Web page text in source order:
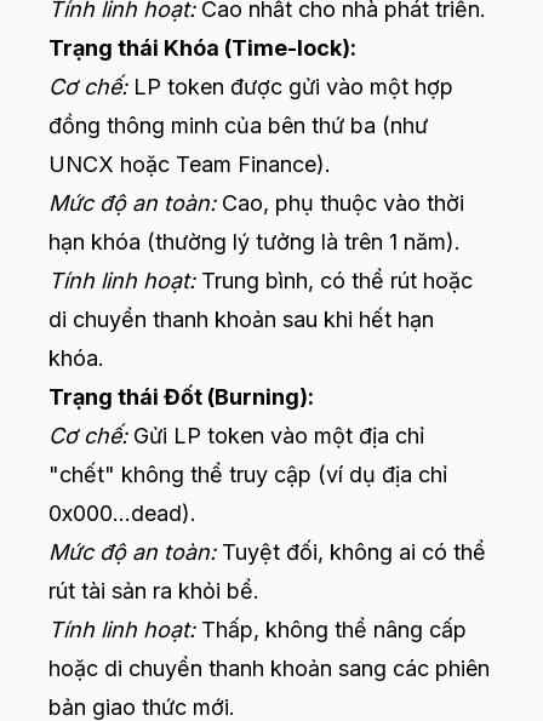
Tính linh hoạt:Cao nhất cho nhà phát triển.
Trạng thái Khóa (Time-lock):
Cơ chế:LP token được gửi vào một hợp
đồng thông minh của bên thứ ba (như
UNCX hoặc Team Finance).
Mức độ an toàn:Cao, phụ thuộc vào thời
hạn khóa (thường lý tưởng là trên 1 năm).
Tính linh hoạt:Trung bình, có thể rút hoặc
di chuyển thanh khoản sau khi hết hạn
khóa.
Trạng thái Đốt (Burning):
Cơ chế:Gửi LP token vào một địa chỉ
"chết" không thể truy cập (ví dụ địa chỉ
0x000...dead).
Mức độ an toàn:Tuyệt đối, không ai có thể
rút tài sản ra khỏi bể.
Tính linh hoạt:Thấp, không thể nâng cấp
hoặc di chuyển thanh khoản sang các phiên
bản giao thức mới.